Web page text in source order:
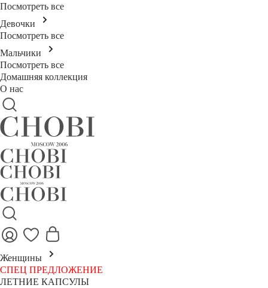
Посмотреть все
Девочки
Посмотреть все
Мальчики
Посмотреть все
Домашняя коллекция
О нас
Женщины
СПЕЦ ПРЕДЛОЖЕНИЕ
ЛЕТНИЕ КАПСУЛЫ